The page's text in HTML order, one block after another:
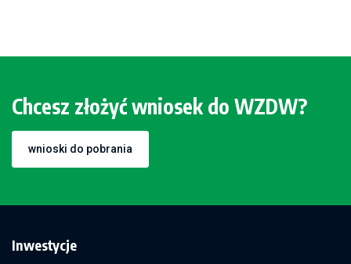
Chcesz złożyć wniosek do WZDW?
wnioski do pobrania
Inwestycje